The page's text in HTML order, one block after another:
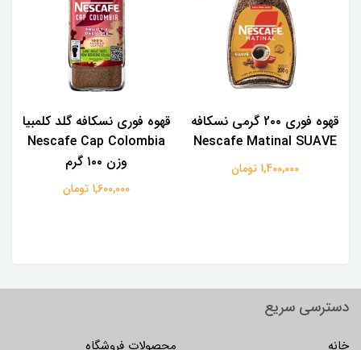
قهوه فوری 2۰۰ گرمی نسکافه
Nescafe Matinal SUAVE
1,400,000 تومان
قهوه فوری نسکافه گلد کلمبیا
Nescafe Cap Colombia
وزن ۱۰۰ گرم
1,600,000 تومان
دسترسی سریع
خانه محصولات فروشگاه